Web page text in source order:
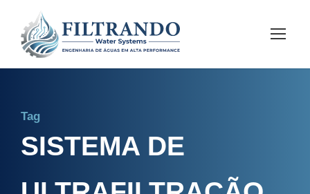
Tag
SISTEMA DE